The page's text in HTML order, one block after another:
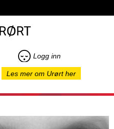
Logg inn
Les mer om Urørt her